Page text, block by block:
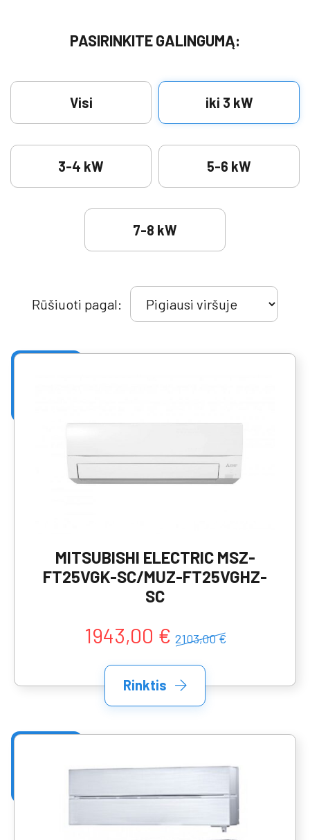
PASIRINKITE GALINGUMĄ:
Visi iki 3 kW
3-4 kW 5-6 kW
7-8 kW
Rūšiuoti pagal:
MITSUBISHI ELECTRIC MSZ-
FT25VGK-SC/MUZ-FT25VGHZ-
SC
1943,00 € 2103,00 €
Rinktis